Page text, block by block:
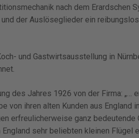
nach dem Erardschen
der Auslöseglieder ein
und Gastwirtsausstellung in
des Jahres 1926 von der Firma: „…
von ihren alten Kunden aus England
erfreulicherweise ganz bedeutende
England sehr beliebten kleinen Flügel